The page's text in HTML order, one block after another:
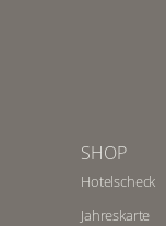
SHOP
Hotelscheck
Jahreskarte